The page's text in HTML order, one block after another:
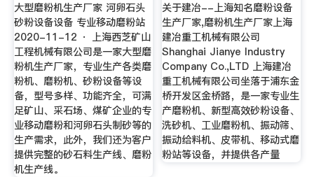
大型磨粉机生产厂家 河卵石头
砂粉设备设备 专业移动磨粉站
2020-11-12 · 上海西芝矿山
工程机械有限公司是一家大型磨
粉机生产厂家，专业生产各类磨
粉机、磨粉机、砂粉设备等设
备，型号多样、功能齐全，可满
足矿山、采石场、煤矿企业的专
业移动磨粉和河卵石头制砂等的
生产需求，此外，我们还为客户
提供完整的砂石料生产线、磨粉
机生产线。
关于建冶--上海知名磨粉设备
生产厂家,磨粉机生产厂家上海
建冶重工机械有限公司
Shanghai Jianye Industry
Company Co.,LTD 上海建冶
重工机械有限公司坐落于浦东金
桥开发区金桥路，是一家专业生
产磨粉机、新型高效砂粉设备、
洗砂机、工业磨粉机、振动筛、
振动给料机、皮带机、移动式磨
粉站等设备，并提供各产量